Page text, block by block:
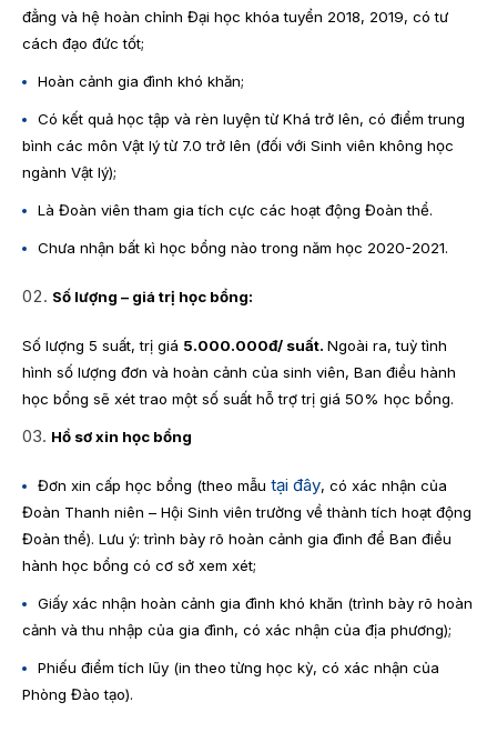
đẳng và hệ hoàn chỉnh Đại học khóa tuyển 2018, 2019, có tư
cách đạo đức tốt;
Hoàn cảnh gia đình khó khăn;
Có kết quả học tập và rèn luyện từ Khá trở lên, có điểm trung
bình các môn Vật lý từ 7.0 trở lên (đối với Sinh viên không học
ngành Vật lý);
Là Đoàn viên tham gia tích cực các hoạt động Đoàn thể.
Chưa nhận bất kì học bổng nào trong năm học 2020-2021.
Số lượng – giá trị học bổng:
Số lượng 5 suất, trị giá 5.000.000đ/ suất. Ngoài ra, tuỳ tình
hình số lượng đơn và hoàn cảnh của sinh viên, Ban điều hành
học bổng sẽ xét trao một số suất hỗ trợ trị giá 50% học bổng.
Hồ sơ xin học bổng
Đơn xin cấp học bổng (theo mẫu tại đây, có xác nhận của
Đoàn Thanh niên – Hội Sinh viên trường về thành tích hoạt động
Đoàn thể). Lưu ý: trình bày rõ hoàn cảnh gia đình để Ban điều
hành học bổng có cơ sở xem xét;
Giấy xác nhận hoàn cảnh gia đình khó khăn (trình bày rõ hoàn
cảnh và thu nhập của gia đình, có xác nhận của địa phương);
Phiếu điểm tích lũy (in theo từng học kỳ, có xác nhận của
Phòng Đào tạo).